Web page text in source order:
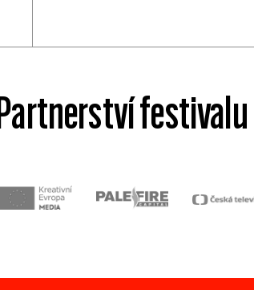
Partnerství festivalu